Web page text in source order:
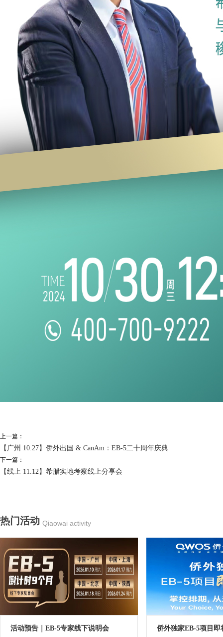
上一篇：
【广州 10.27】侨外出国 & CanAm：EB-5二十周年庆典
下一篇：
【线上 11.12】希腊实地考察线上分享会
热门活动 Qiaowai activity
活动预告｜EB-5专家线下说明会 侨外独家EB-5项目即